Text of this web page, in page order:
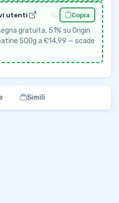
utenti Copia
gratuita, 51% su Origin
500g a €14,99 — scade
Simili